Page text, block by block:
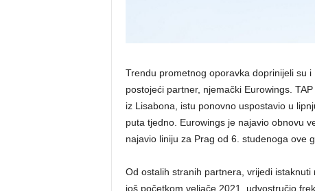
Trendu prometnog oporavka doprinijeli su
postojeći partner, njemački Eurowings.
iz Lisabona, istu ponovno uspostavio u
puta tjedno. Eurowings je najavio obnovu
najavio liniju za Prag od 6. studenoga ove
Od ostalih stranih partnera, vrijedi
još početkom veljače 2021. udvostručio